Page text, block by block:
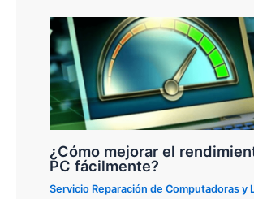
¿Cómo mejorar el
PC fácilmente?
Servicio Reparación de Computadoras y